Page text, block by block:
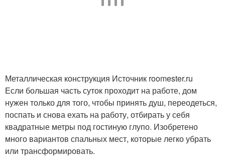
Металлическая конструкция Источник roomester.ru
Если большая часть суток проходит на работе, дом
нужен только для того, чтобы принять душ, переодеться,
поспать и снова ехать на работу, отбирать у себя
квадратные метры под гостиную глупо. Изобретено
много вариантов спальных мест, которые легко убрать
или трансформировать.